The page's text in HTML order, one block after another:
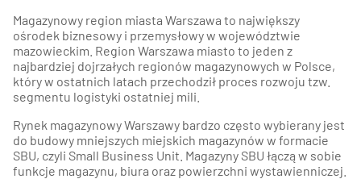
Magazynowy region miasta Warszawa to największy
ośrodek biznesowy i przemysłowy w województwie
mazowieckim. Region Warszawa miasto to jeden z
najbardziej dojrzałych regionów magazynowych w Polsce,
który w ostatnich latach przechodził proces rozwoju tzw.
segmentu logistyki ostatniej mili.
Rynek magazynowy Warszawy bardzo często wybierany jest
do budowy mniejszych miejskich magazynów w formacie
SBU, czyli Small Business Unit. Magazyny SBU łączą w sobie
funkcje magazynu, biura oraz powierzchni wystawienniczej.